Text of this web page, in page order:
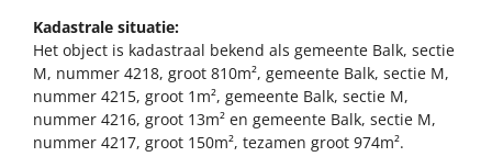
Kadastrale situatie:
Het object is kadastraal bekend als gemeente Balk, sectie
M, nummer 4218, groot 810m², gemeente Balk, sectie M,
nummer 4215, groot 1m², gemeente Balk, sectie M,
nummer 4216, groot 13m² en gemeente Balk, sectie M,
nummer 4217, groot 150m², tezamen groot 974m².